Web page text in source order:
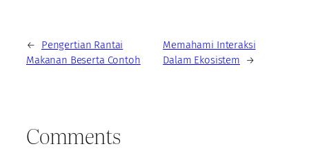
←
Pengertian Rantai
Makanan Beserta Contoh
Memahami Interaksi
Dalam Ekosistem
→
Comments